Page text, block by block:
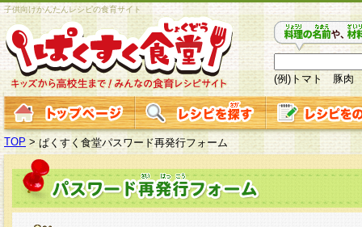
子供向けかんたんレシピの食育サイト
(例)トマト 豚肉
TOP > ぱくすく食堂パスワード再発行フォーム